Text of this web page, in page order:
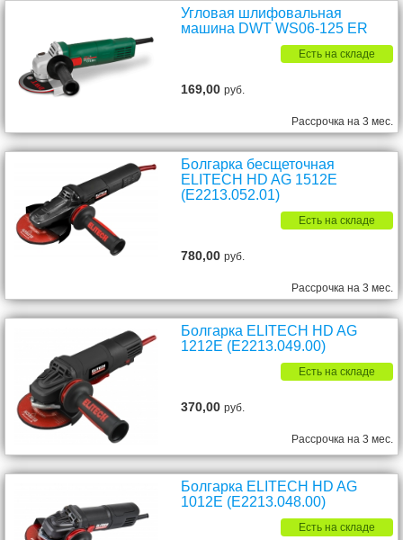
Угловая шлифовальная
машина DWT WS06-125 ER
Есть на складе
169,00руб.
Рассрочка на 3 мес.
Болгарка бесщеточная
ELITECH HD AG 1512E
(E2213.052.01)
Есть на складе
780,00руб.
Рассрочка на 3 мес.
Болгарка ELITECH HD AG
1212E (E2213.049.00)
Есть на складе
370,00руб.
Рассрочка на 3 мес.
Болгарка ELITECH HD AG
1012E (E2213.048.00)
Есть на складе